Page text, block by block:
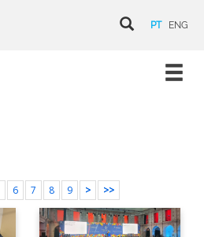
PT ENG
6 7 8 9 > >>